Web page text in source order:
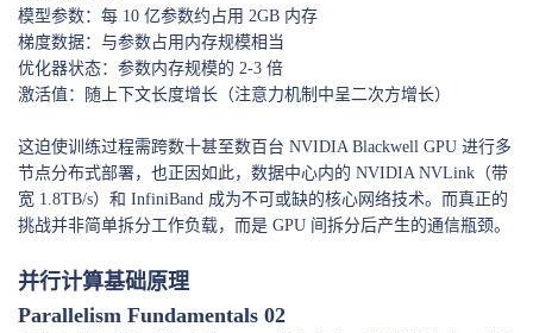
模型参数：每 10 亿参数约占用 2GB 内存
梯度数据：与参数占用内存规模相当
优化器状态：参数内存规模的 2-3 倍
激活值：随上下文长度增长（注意力机制中呈二次方增长）
这迫使训练过程需跨数十甚至数百台 NVIDIA Blackwell GPU 进行多
节点分布式部署，也正因如此，数据中心内的 NVIDIA NVLink（带
宽 1.8TB/s）和 InfiniBand 成为不可或缺的核心网络技术。而真正的
挑战并非简单拆分工作负载，而是 GPU 间拆分后产生的通信瓶颈。
并行计算基础原理
Parallelism Fundamentals 02